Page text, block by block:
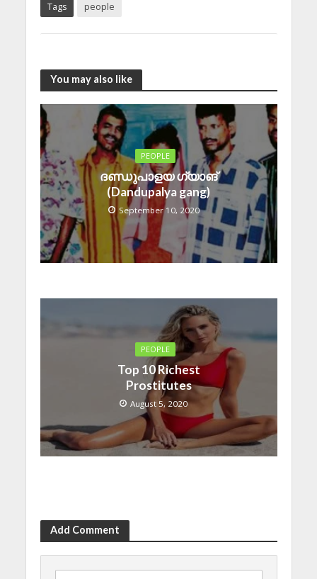
Tags people
You may also like
PEOPLE
ദണ്ഡുപാളയ ഗ്യാങ്
(Dandupalya gang)
September 10, 2020
PEOPLE
Top 10 Richest
Prostitutes
August 5, 2020
Add Comment